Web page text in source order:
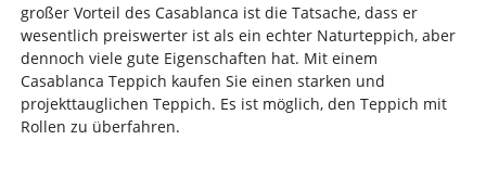
großer Vorteil des Casablanca ist die Tatsache, dass er
wesentlich preiswerter ist als ein echter Naturteppich, aber
dennoch viele gute Eigenschaften hat. Mit einem
Casablanca Teppich kaufen Sie einen starken und
projekttauglichen Teppich. Es ist möglich, den Teppich mit
Rollen zu überfahren.